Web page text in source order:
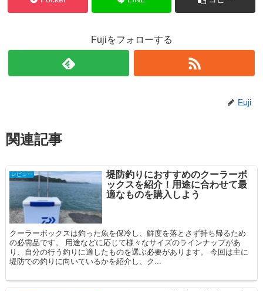
Fujiをフォローする
Fuji
関連記事
レビュー
堤防釣りにおすすめのクーラーボ
ックスを紹介！用途に合わせて最
適なものを購入しよう
クーラーボックスは釣った魚を保冷し、鮮度を落とさず持ち帰るため
の必需品です。 用途などに応じて様々なサイズのラインナップがあ
り、自分の行う釣りに適したものを選ぶ必要があります。 今回は主に
堤防での釣りに向いているかを紹介し、ク...